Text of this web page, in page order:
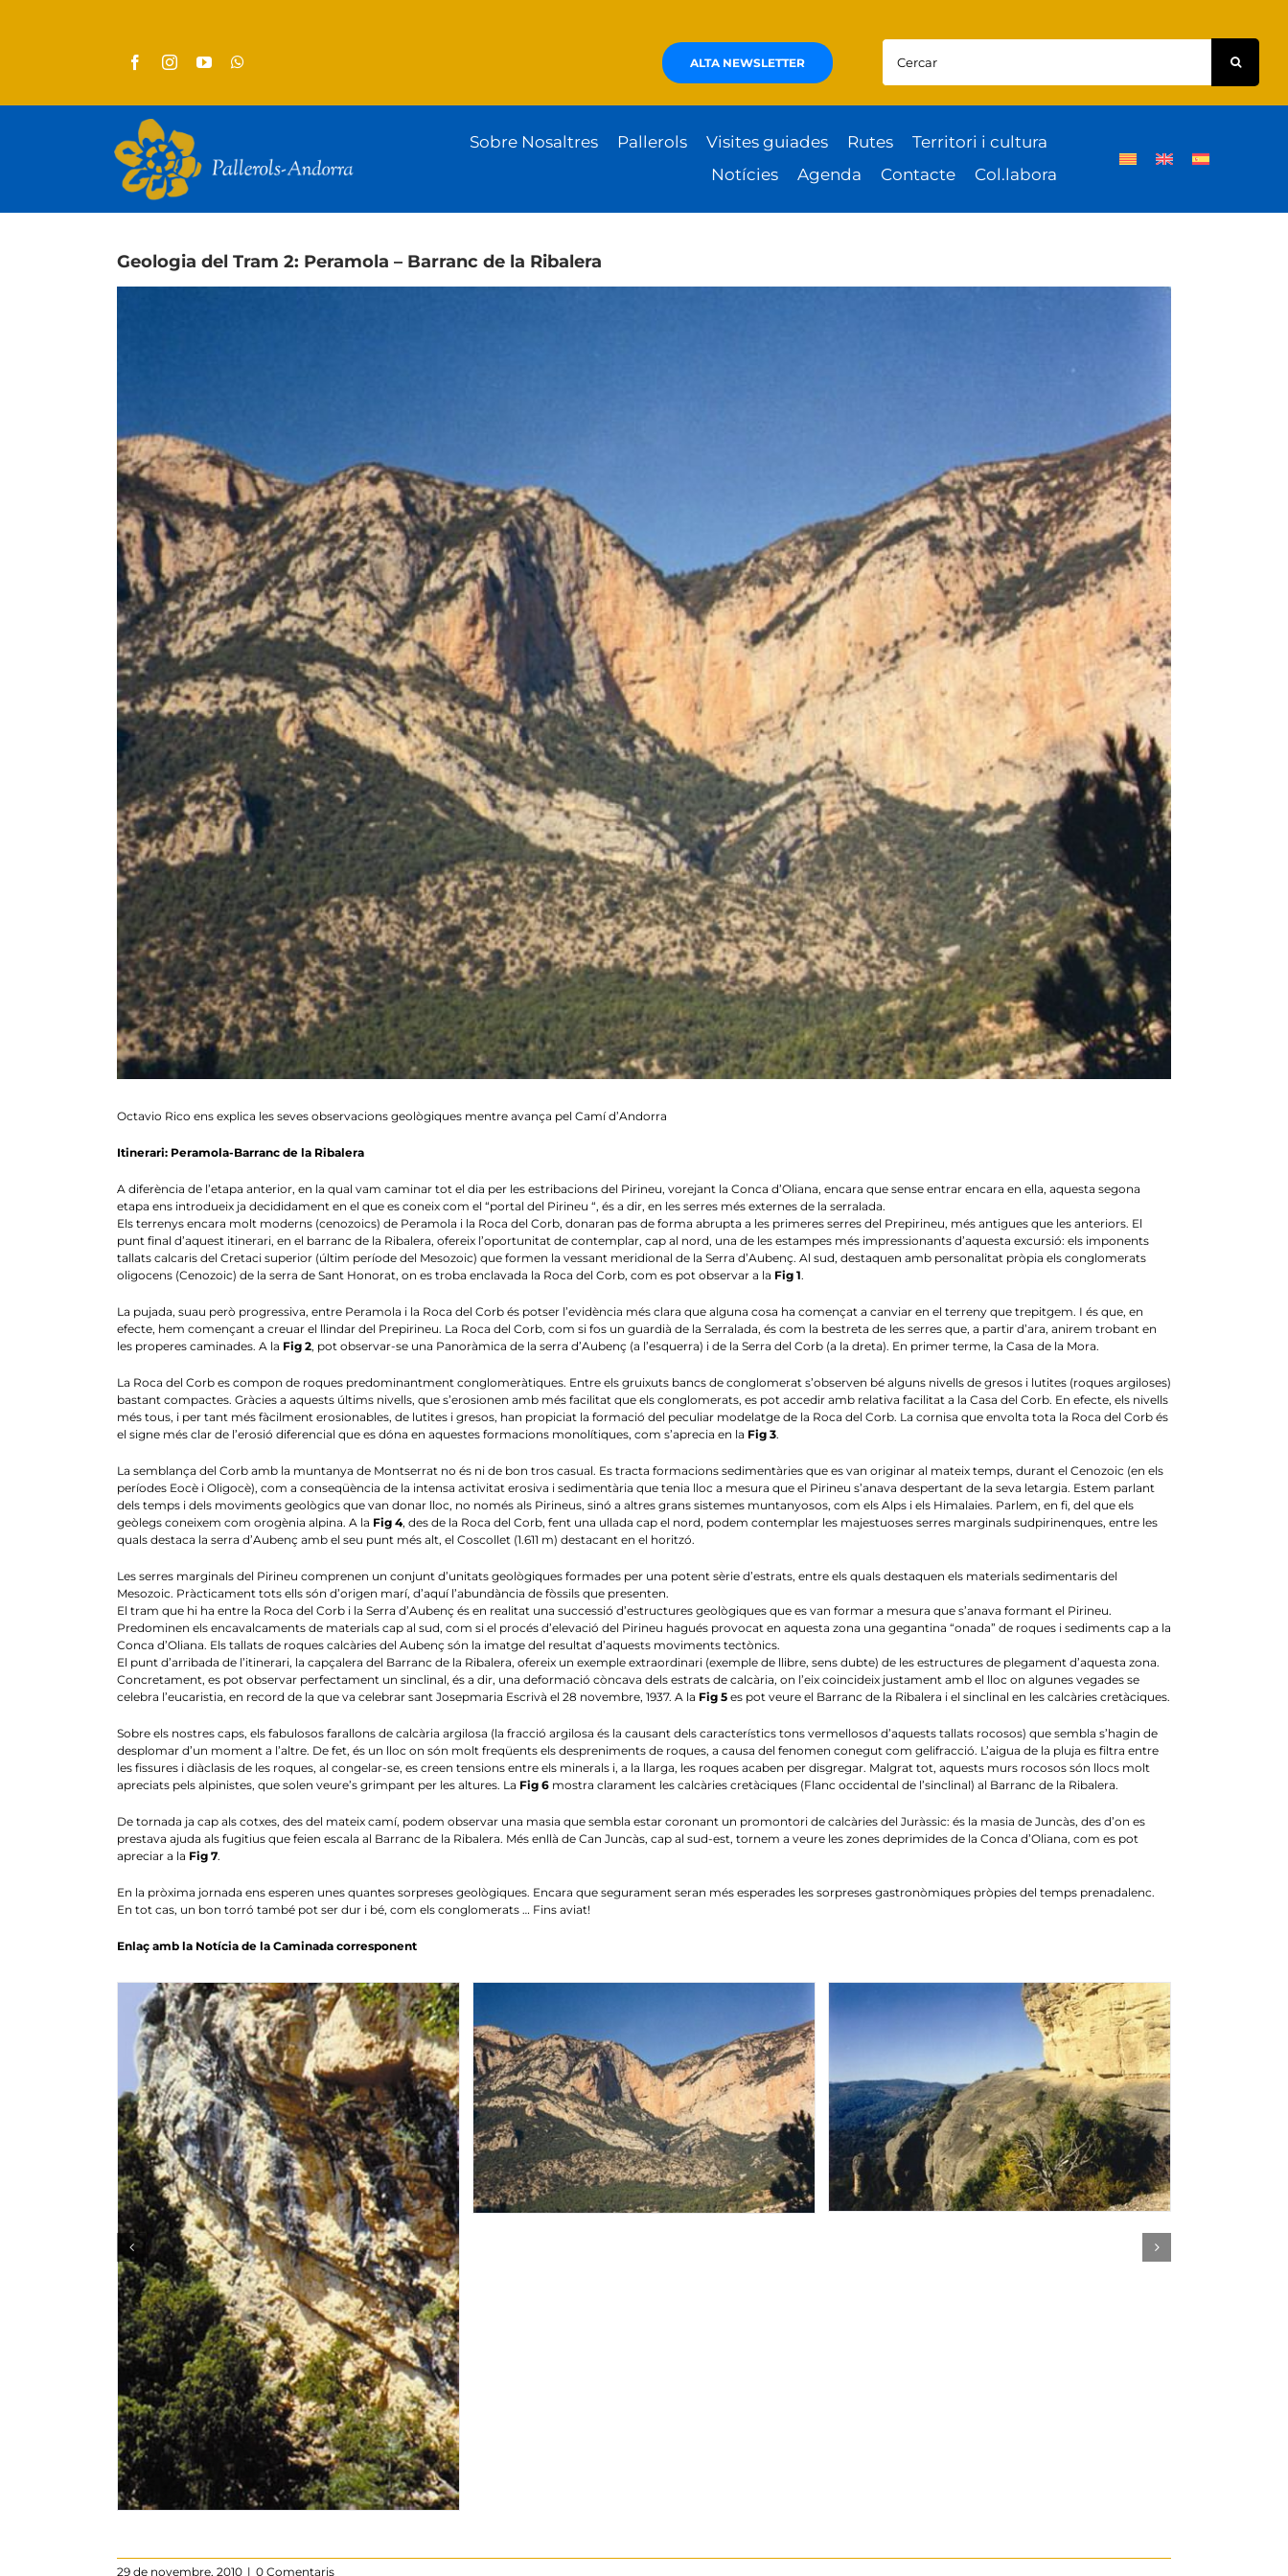
ALTA NEWSLETTER
Cercar:
Sobre Nosaltres Pallerols Visites guiades Rutes
Territori i cultura
Notícies
Agenda Contacte Col.labora
Geologia del Tram 2: Peramola – Barranc de la Ribalera
Octavio Rico ens explica les seves observacions geològiques mentre avança pel Camí d’Andorra
Itinerari: Peramola-Barranc de la Ribalera
A diferència de l’etapa anterior, en la qual vam caminar tot el dia per les estribacions del Pirineu, vorejant la Conca d’Oliana, encara que sense entrar encara en ella, aquesta segona
etapa ens introdueix ja decididament en el que es coneix com el “portal del Pirineu “, és a dir, en les serres més externes de la serralada.
Els terrenys encara molt moderns (cenozoics) de Peramola i la Roca del Corb, donaran pas de forma abrupta a les primeres serres del Prepirineu, més antigues que les anteriors. El
punt final d’aquest itinerari, en el barranc de la Ribalera, ofereix l’oportunitat de contemplar, cap al nord, una de les estampes més impressionants d’aquesta excursió: els imponents
tallats calcaris del Cretaci superior (últim període del Mesozoic) que formen la vessant meridional de la Serra d’Aubenç. Al sud, destaquen amb personalitat pròpia els conglomerats
oligocens (Cenozoic) de la serra de Sant Honorat, on es troba enclavada la Roca del Corb, com es pot observar a la Fig 1.
La pujada, suau però progressiva, entre Peramola i la Roca del Corb és potser l’evidència més clara que alguna cosa ha començat a canviar en el terreny que trepitgem. I és que, en
efecte, hem començant a creuar el llindar del Prepirineu. La Roca del Corb, com si fos un guardià de la Serralada, és com la bestreta de les serres que, a partir d’ara, anirem trobant en
les properes caminades. A la Fig 2, pot observar-se una Panoràmica de la serra d’Aubenç (a l’esquerra) i de la Serra del Corb (a la dreta). En primer terme, la Casa de la Mora.
La Roca del Corb es compon de roques predominantment conglomeràtiques. Entre els gruixuts bancs de conglomerat s’observen bé alguns nivells de gresos i lutites (roques argiloses)
bastant compactes. Gràcies a aquests últims nivells, que s’erosionen amb més facilitat que els conglomerats, es pot accedir amb relativa facilitat a la Casa del Corb. En efecte, els nivells
més tous, i per tant més fàcilment erosionables, de lutites i gresos, han propiciat la formació del peculiar modelatge de la Roca del Corb. La cornisa que envolta tota la Roca del Corb és
el signe més clar de l’erosió diferencial que es dóna en aquestes formacions monolítiques, com s’aprecia en la Fig 3.
La semblança del Corb amb la muntanya de Montserrat no és ni de bon tros casual. Es tracta formacions sedimentàries que es van originar al mateix temps, durant el Cenozoic (en els
períodes Eocè i Oligocè), com a conseqüència de la intensa activitat erosiva i sedimentària que tenia lloc a mesura que el Pirineu s’anava despertant de la seva letargia. Estem parlant
dels temps i dels moviments geològics que van donar lloc, no només als Pirineus, sinó a altres grans sistemes muntanyosos, com els Alps i els Himalaies. Parlem, en fi, del que els
geòlegs coneixem com orogènia alpina. A la Fig 4, des de la Roca del Corb, fent una ullada cap el nord, podem contemplar les majestuoses serres marginals sudpirinenques, entre les
quals destaca la serra d’Aubenç amb el seu punt més alt, el Coscollet (1.611 m) destacant en el horitzó.
Les serres marginals del Pirineu comprenen un conjunt d’unitats geològiques formades per una potent sèrie d’estrats, entre els quals destaquen els materials sedimentaris del
Mesozoic. Pràcticament tots ells són d’origen marí, d’aquí l’abundància de fòssils que presenten.
El tram que hi ha entre la Roca del Corb i la Serra d’Aubenç és en realitat una successió d’estructures geològiques que es van formar a mesura que s’anava formant el Pirineu.
Predominen els encavalcaments de materials cap al sud, com si el procés d’elevació del Pirineu hagués provocat en aquesta zona una gegantina “onada” de roques i sediments cap a la
Conca d’Oliana. Els tallats de roques calcàries del Aubenç són la imatge del resultat d’aquests moviments tectònics.
El punt d’arribada de l’itinerari, la capçalera del Barranc de la Ribalera, ofereix un exemple extraordinari (exemple de llibre, sens dubte) de les estructures de plegament d’aquesta zona.
Concretament, es pot observar perfectament un sinclinal, és a dir, una deformació còncava dels estrats de calcària, on l’eix coincideix justament amb el lloc on algunes vegades se
celebra l’eucaristia, en record de la que va celebrar sant Josepmaria Escrivà el 28 novembre, 1937. A la Fig 5 es pot veure el Barranc de la Ribalera i el sinclinal en les calcàries cretàciques.
Sobre els nostres caps, els fabulosos farallons de calcària argilosa (la fracció argilosa és la causant dels característics tons vermellosos d’aquests tallats rocosos) que sembla s’hagin de
desplomar d’un moment a l’altre. De fet, és un lloc on són molt freqüents els despreniments de roques, a causa del fenomen conegut com gelifracció. L’aigua de la pluja es filtra entre
les fissures i diàclasis de les roques, al congelar-se, es creen tensions entre els minerals i, a la llarga, les roques acaben per disgregar. Malgrat tot, aquests murs rocosos són llocs molt
apreciats pels alpinistes, que solen veure’s grimpant per les altures. La Fig 6 mostra clarament les calcàries cretàciques (Flanc occidental de l’sinclinal) al Barranc de la Ribalera.
De tornada ja cap als cotxes, des del mateix camí, podem observar una masia que sembla estar coronant un promontori de calcàries del Juràssic: és la masia de Juncàs, des d’on es
prestava ajuda als fugitius que feien escala al Barranc de la Ribalera. Més enllà de Can Juncàs, cap al sud-est, tornem a veure les zones deprimides de la Conca d’Oliana, com es pot
apreciar a la Fig 7.
En la pròxima jornada ens esperen unes quantes sorpreses geològiques. Encara que segurament seran més esperades les sorpreses gastronòmiques pròpies del temps prenadalenc.
En tot cas, un bon torró també pot ser dur i bé, com els conglomerats … Fins aviat!
Enlaç amb la Notícia de la Caminada corresponent
29 de novembre, 2010 | 0 Comentaris